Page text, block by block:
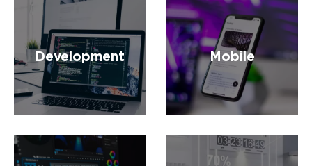
Development
Разработка
высоконагруженных и
Mobile
Разработка архитектуры
и создание нативных и